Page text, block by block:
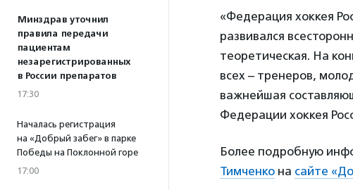
Минздрав уточнил
правила передачи
пациентам
незарегистрированных
в России препаратов
17:30
Началась регистрация
на «Добрый забег» в парке
Победы на Поклонной горе
17:00
«Федерация хоккея
развивался
теоретическая. На
всех – тренеров,
важнейшая
Федерации хоккея
Более подробную
Тимченко на сайте